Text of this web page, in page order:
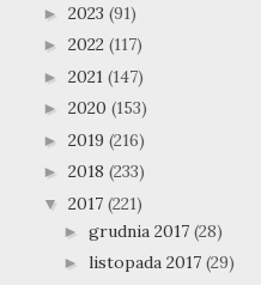
► 2023 (91)
► 2022 (117)
► 2021 (147)
► 2020 (153)
► 2019 (216)
► 2018 (233)
▼ 2017 (221)
► grudnia 2017 (28)
► listopada 2017 (29)